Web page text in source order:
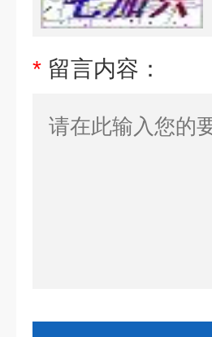
* 留言内容：